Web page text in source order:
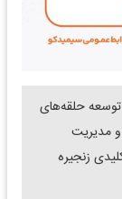
توسعه حلقه‌های
و مدیریت
زنجیره